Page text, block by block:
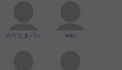
のりたまパン neko